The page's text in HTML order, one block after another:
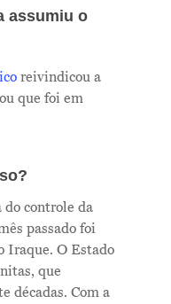
assumiu o
reivindicou a
que foi em
controle da
passado foi
Iraque. O Estado
que
décadas. Com a